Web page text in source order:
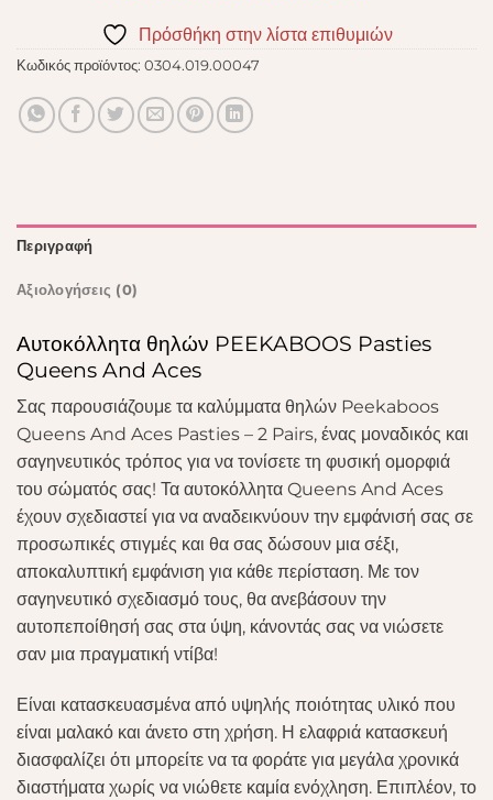
Πρόσθήκη στην λίστα επιθυμιών
Κωδικός προϊόντος: 0304.019.00047
Περιγραφή
Αξιολογήσεις (0)
Αυτοκόλλητα θηλών PEEKABOOS Pasties
Queens And Aces
Σας παρουσιάζουμε τα καλύμματα θηλών Peekaboos
Queens And Aces Pasties – 2 Pairs, ένας μοναδικός και
σαγηνευτικός τρόπος για να τονίσετε τη φυσική ομορφιά
του σώματός σας! Τα αυτοκόλλητα Queens And Aces
έχουν σχεδιαστεί για να αναδεικνύουν την εμφάνισή σας σε
προσωπικές στιγμές και θα σας δώσουν μια σέξι,
αποκαλυπτική εμφάνιση για κάθε περίσταση. Με τον
σαγηνευτικό σχεδιασμό τους, θα ανεβάσουν την
αυτοπεποίθησή σας στα ύψη, κάνοντάς σας να νιώσετε
σαν μια πραγματική ντίβα!
Είναι κατασκευασμένα από υψηλής ποιότητας υλικό που
είναι μαλακό και άνετο στη χρήση. Η ελαφριά κατασκευή
διασφαλίζει ότι μπορείτε να τα φοράτε για μεγάλα χρονικά
διαστήματα χωρίς να νιώθετε καμία ενόχληση. Επιπλέον, το